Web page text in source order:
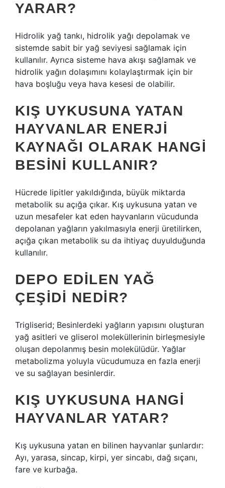
YARAR?
Hidrolik yağ tankı, hidrolik yağı depolamak ve
sistemde sabit bir yağ seviyesi sağlamak için
kullanılır. Ayrıca sisteme hava akışı sağlamak ve
hidrolik yağın dolaşımını kolaylaştırmak için bir
hava boşluğu veya hava kesesi de olabilir.
KIŞ UYKUSUNA YATAN
HAYVANLAR ENERJI
KAYNAĞI OLARAK HANGI
BESINI KULLANIR?
Hücrede lipitler yakıldığında, büyük miktarda
metabolik su açığa çıkar. Kış uykusuna yatan ve
uzun mesafeler kat eden hayvanların vücudunda
depolanan yağların yakılmasıyla enerji üretilirken,
açığa çıkan metabolik su da ihtiyaç duyulduğunda
kullanılır.
DEPO EDILEN YAĞ
ÇEŞIDI NEDIR?
Trigliserid; Besinlerdeki yağların yapısını oluşturan
yağ asitleri ve gliserol moleküllerinin birleşmesiyle
oluşan depolanmış besin molekülüdür. Yağlar
metabolizma yoluyla vücudumuza en fazla enerji
ve su sağlayan besinlerdir.
KIŞ UYKUSUNA HANGI
HAYVANLAR YATAR?
Kış uykusuna yatan en bilinen hayvanlar şunlardır:
Ayı, yarasa, sincap, kirpi, yer sincabı, dağ sıçanı,
fare ve kurbağa.